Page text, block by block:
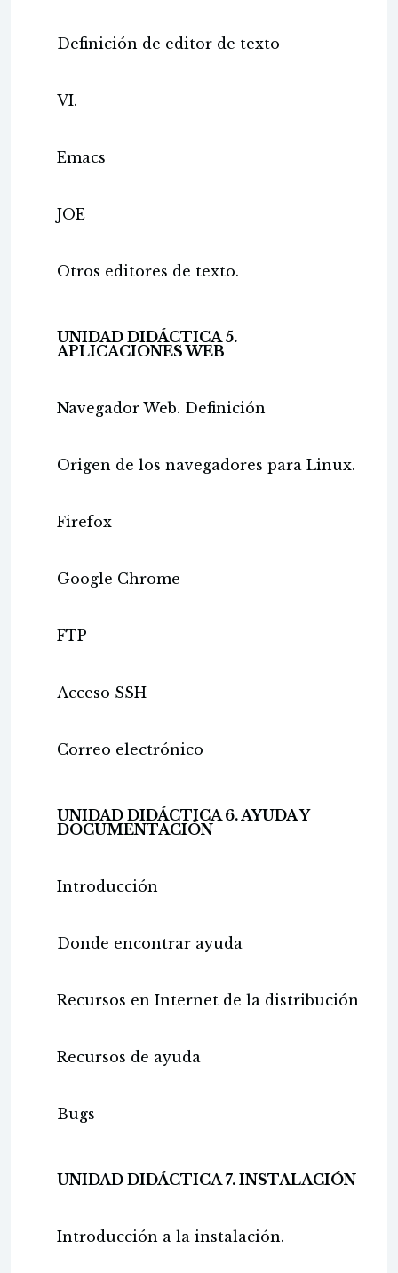
Definición de editor de texto
VI.
Emacs
JOE
Otros editores de texto.
UNIDAD DIDÁCTICA 5.
APLICACIONES WEB
Navegador Web. Definición
Origen de los navegadores para Linux.
Firefox
Google Chrome
FTP
Acceso SSH
Correo electrónico
UNIDAD DIDÁCTICA 6. AYUDA Y
DOCUMENTACIÓN
Introducción
Donde encontrar ayuda
Recursos en Internet de la distribución
Recursos de ayuda
Bugs
UNIDAD DIDÁCTICA 7. INSTALACIÓN
Introducción a la instalación.